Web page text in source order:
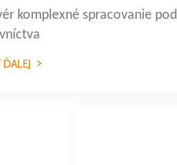
komplexné spracovanie